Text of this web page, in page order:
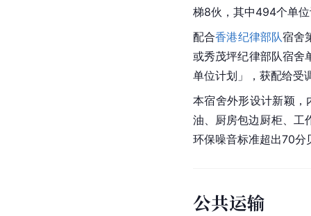
梯8伙，其中494个单
配合香港纪律部队宿舍
或秀茂坪纪律部队宿舍
单位计划」，获配给受
本宿舍外形设计新颖
油、厨房包边厨柜、工
环保噪音标准超出70分
公共运输